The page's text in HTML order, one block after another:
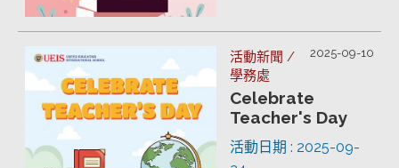
2025-09-10
活動新聞 /
學務處
Celebrate
Teacher's Day
活動日期 : 2025-09-